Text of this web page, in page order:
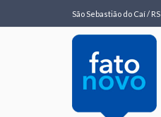
São Sebastião do Caí / RS